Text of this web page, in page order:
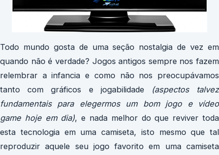
Todo mundo gosta de uma seção nostalgia de vez em
quando não é verdade? Jogos antigos sempre nos fazem
relembrar a infancia e como não nos preocupávamos
tanto com gráficos e jogabilidade
(aspectos talvez
fundamentais para elegermos um bom jogo e vídeo
game hoje em dia), e nada melhor do que reviver toda
esta tecnologia em uma camiseta, isto mesmo que tal
reproduzir aquele seu jogo favorito em uma camiseta